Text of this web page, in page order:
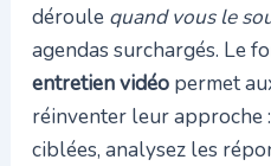
déroule quand vous le
agendas surchargés. Le
entretien vidéopermet
réinventer leur approche
ciblées, analysez les